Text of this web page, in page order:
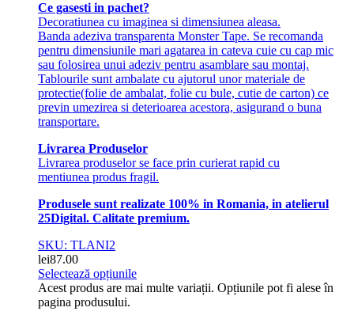
Ce gasesti in pachet?
Decoratiunea cu imaginea si dimensiunea aleasa.
Banda adeziva transparenta Monster Tape. Se recomanda
pentru dimensiunile mari agatarea in cateva cuie cu cap mic
sau folosirea unui adeziv pentru asamblare sau montaj.
Tablourile sunt ambalate cu ajutorul unor materiale de
protectie(folie de ambalat, folie cu bule, cutie de carton) ce
previn umezirea si deterioarea acestora, asigurand o buna
transportare.
Livrarea Produselor
Livrarea produselor se face prin curierat rapid cu
mentiunea produs fragil.
Produsele sunt realizate 100% in Romania, in atelierul
25Digital. Calitate premium.
SKU: TLANI2
lei87.00
Selectează opțiunile
Acest produs are mai multe variații. Opțiunile pot fi alese în
pagina produsului.